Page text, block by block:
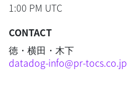
1:00 PM UTC
CONTACT
徳・横田・木下
datadog-info@pr-tocs.co.jp